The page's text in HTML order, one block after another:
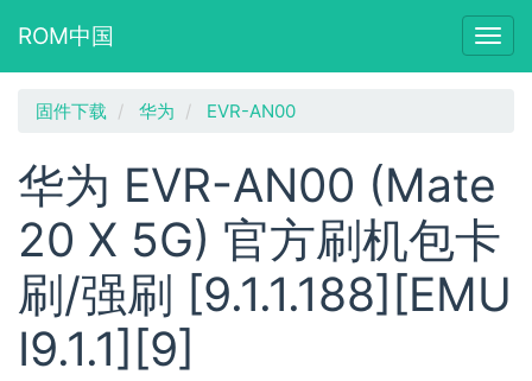
ROM中国
固件下载 华为 EVR-AN00
华为 EVR-AN00 (Mate
20 X 5G) 官方刷机包卡
刷/强刷 [9.1.1.188][EMU
I9.1.1][9]